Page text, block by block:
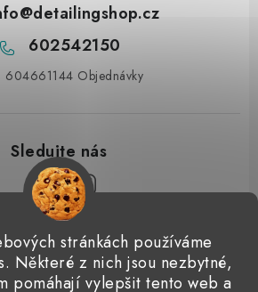
stránkách používáme
Některé z nich jsou nezbytné,
pomáhají vylepšit tento web a
@detailingshop.cz
602542150
604661144 Objednávky